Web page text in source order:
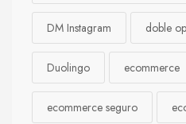
DM Instagram doble
Duolingo ecommerce
ecommerce seguro